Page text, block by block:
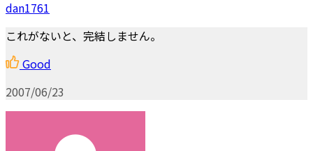
dan1761
これがないと、完結しません。
Good
2007/06/23